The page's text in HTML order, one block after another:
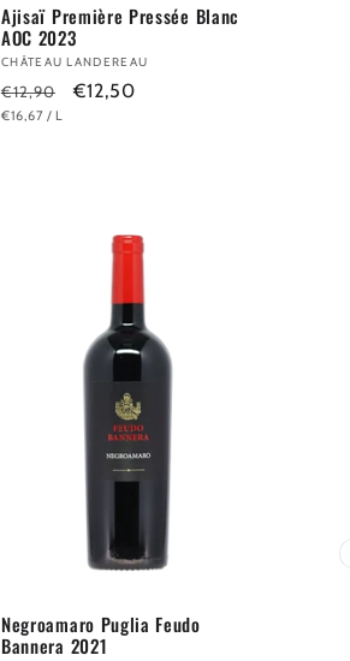
Ajisaï Première Pressée Blanc
AOC 2023
Anbieter:
CHÂTEAU LANDEREAU
Normaler
Preis
€12,90 Verkaufspreis
€12,50
GRUNDPREIS
€16,67 / PRO
L
Negroamaro Puglia Feudo
Bannera 2021